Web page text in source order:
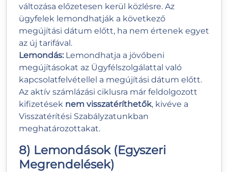
változása előzetesen kerül közlésre. Az
ügyfelek lemondhatják a következő
megújítási dátum előtt, ha nem értenek egyet
az új tarifával.
Lemondás: Lemondhatja a jövőbeni
megújításokat az Ügyfélszolgálattal való
kapcsolatfelvétellel a megújítási dátum előtt.
Az aktív számlázási ciklusra már feldolgozott
kifizetések nem visszatéríthetők, kivéve a
Visszatérítési Szabályzatunkban
meghatározottakat.
8) Lemondások (Egyszeri
Megrendelések)